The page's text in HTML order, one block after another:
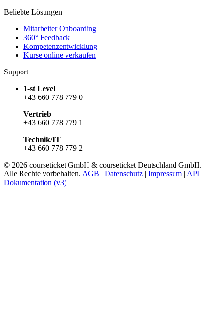
Beliebte Lösungen
Mitarbeiter Onboarding
360° Feedback
Kompetenzentwicklung
Kurse online verkaufen
Support
1-st Level
+43 660 778 779 0
Vertrieb
+43 660 778 779 1
Technik/IT
+43 660 778 779 2
© 2026 courseticket GmbH & courseticket Deutschland GmbH.
Alle Rechte vorbehalten. AGB | Datenschutz | Impressum | API
Dokumentation (v3)